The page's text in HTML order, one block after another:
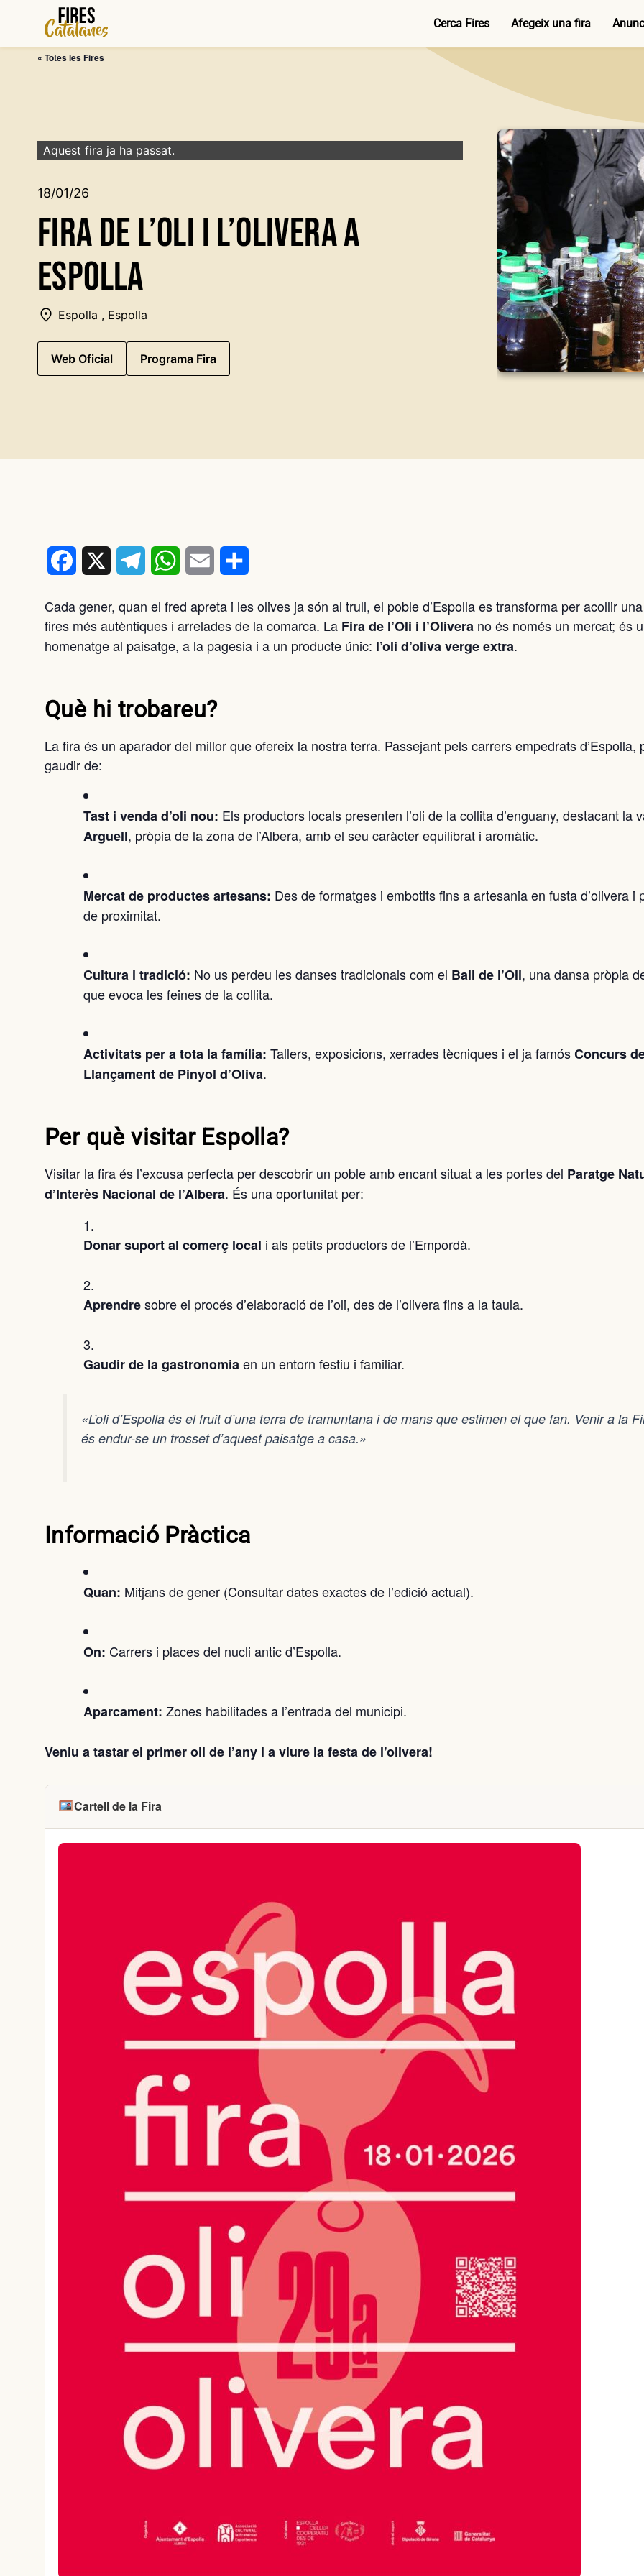
contingut
Cerca Fires Afegeix una fira
« Totes les Fires
Aquest fira ja ha passat.
18/01/26
Fira de l’Oli i l’Olivera a
Espolla
Espolla , Espolla
Web Oficial Programa Fira
Facebook TelegramWhatsApp
Email
Cada gener, quan el fred apreta i les olives ja són al trull, el poble d’Espolla es transforma per acollir
fires més autèntiques i arrelades de la comarca. La Fira de l’Oli i l’Olivera no és només un mercat; és
homenatge al paisatge, a la pagesia i a un producte únic: l’oli d’oliva verge extra.
Què hi trobareu?
La fira és un aparador del millor que ofereix la nostra terra. Passejant pels carrers empedrats d’Espolla,
gaudir de:
Tast i venda d’oli nou: Els productors locals presenten l’oli de la collita d’enguany, destacant la
Arguell, pròpia de la zona de l’Albera, amb el seu caràcter equilibrat i aromàtic.
Mercat de productes artesans: Des de formatges i embotits fins a artesania en fusta d’olivera i
de proximitat.
Cultura i tradició: No us perdeu les danses tradicionals com el Ball de l’Oli, una dansa pròpia
que evoca les feines de la collita.
Activitats per a tota la família: Tallers, exposicions, xerrades tècniques i el ja famósConcurs
Llançament de Pinyol d’Oliva.
Per què visitar Espolla?
Visitar la fira és l’excusa perfecta per descobrir un poble amb encant situat a les portes del Paratge
d’Interès Nacional de l’Albera. És una oportunitat per:
Donar suport al comerç local i als petits productors de l’Empordà.
Aprendresobre el procés d’elaboració de l’oli, des de l’olivera fins a la taula.
Gaudir de la gastronomiaen un entorn festiu i familiar.
«L’oli d’Espolla és el fruit d’una terra de tramuntana i de mans que estimen el que fan. Venir a la
és endur-se un trosset d’aquest paisatge a casa.»
Informació Pràctica
Quan: Mitjans de gener (Consultar dates exactes de l’edició actual).
On: Carrers i places del nucli antic d’Espolla.
Aparcament: Zones habilitades a l’entrada del municipi.
Veniu a tastar el primer oli de l’any i a viure la festa de l’olivera!
Cartell de la Fira